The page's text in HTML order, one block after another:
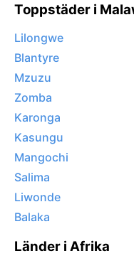
Toppstäder i
Lilongwe
Blantyre
Mzuzu
Zomba
Karonga
Kasungu
Mangochi
Salima
Liwonde
Balaka
Länder i Afrika